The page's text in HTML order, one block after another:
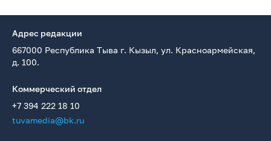
Адрес редакции
667000 Республика Тыва г. Кызыл, ул. Красноармейская,
д. 100.
Коммерческий отдел
+7 394 222 18 10
tuvamedia@bk.ru